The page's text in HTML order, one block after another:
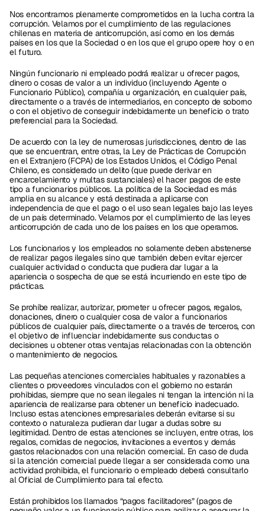
Nos encontramos plenamente comprometidos en la lucha contra la
corrupción. Velamos por el cumplimiento de las regulaciones
chilenas en materia de anticorrupción, así como en los demás
países en los que la Sociedad o en los que el grupo opere hoy o en
el futuro.
Ningún funcionario ni empleado podrá́ realizar u ofrecer pagos,
dinero o cosas de valor a un individuo (incluyendo Agente o
Funcionario Público), compañía u organización, en cualquier país,
directamente o a través de intermediarios, en concepto de soborno
o con el objetivo de conseguir indebidamente un beneficio o trato
preferencial para la Sociedad.
De acuerdo con la ley de numerosas jurisdicciones, dentro de las
que se encuentran, entre otras, la Ley de Prácticas de Corrupción
en el Extranjero (FCPA) de los Estados Unidos, el Código Penal
Chileno, es considerado un delito (que puede derivar en
encarcelamiento y multas sustanciales) el hacer pagos de este
tipo a funcionarios públicos. La política de la Sociedad es más
amplia en su alcance y está destinada a aplicarse con
independencia de que el pago o el uso sean legales bajo las leyes
de un país determinado. Velamos por el cumplimiento de las leyes
anticorrupción de cada uno de los países en los que operamos.
Los funcionarios y los empleados no solamente deben abstenerse
de realizar pagos ilegales sino que también deben evitar ejercer
cualquier actividad o conducta que pudiera dar lugar a la
apariencia o sospecha de que se está incurriendo en este tipo de
prácticas.
Se prohíbe realizar, autorizar, prometer u ofrecer pagos, regalos,
donaciones, dinero o cualquier cosa de valor a funcionarios
públicos de cualquier país, directamente o a través de terceros, con
el objetivo de influenciar indebidamente sus conductas o
decisiones u obtener otras ventajas relacionadas con la obtención
o mantenimiento de negocios.
Las pequeñas atenciones comerciales habituales y razonables a
clientes o proveedores vinculados con el gobierno no estarán
prohibidas, siempre que no sean ilegales ni tengan la intención ni la
apariencia de realizarse para obtener un beneficio inadecuado.
Incluso estas atenciones empresariales deberán evitarse si su
contexto o naturaleza pudieran dar lugar a dudas sobre su
legitimidad. Dentro de estas atenciones se incluyen, entre otras, los
regalos, comidas de negocios, invitaciones a eventos y demás
gastos relacionados con una relación comercial. En caso de duda
si la atención comercial puede llegar a ser considerada como una
actividad prohibida, el funcionario o empleado deberá consultarlo
al Oficial de Cumplimiento para tal efecto.
Están prohibidos los llamados “pagos facilitadores” (pagos de